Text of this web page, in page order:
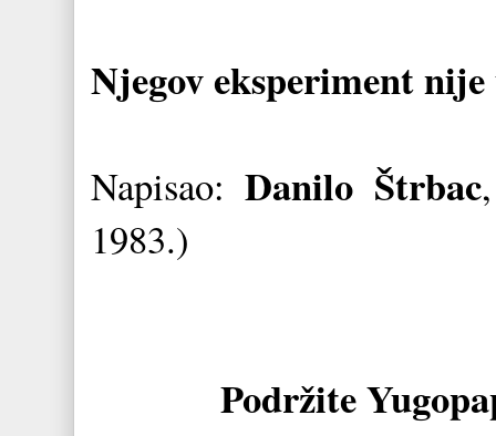
Njegov eksperiment nije
Napisao:Danilo Štrbac,
1983.)
Podržite